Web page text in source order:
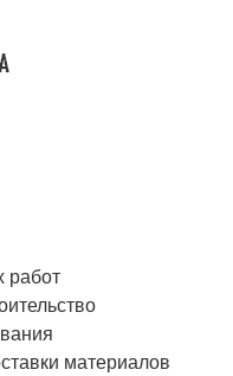
работ
материалов